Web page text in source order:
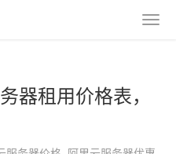
器租用价格表，